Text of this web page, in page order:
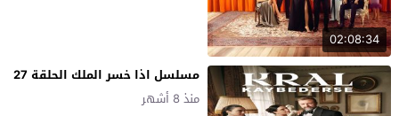
02:08:34
مسلسل اذا خسر الملك الحلقة 27
منذ 8 أشهر